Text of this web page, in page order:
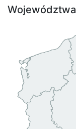
Województwa